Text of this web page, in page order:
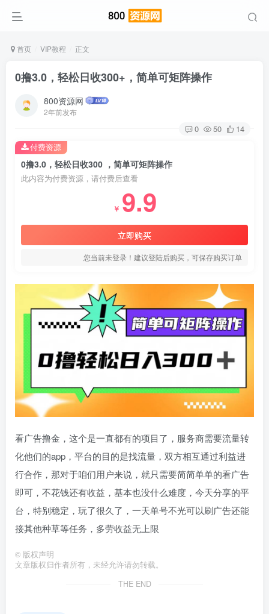
首页 VIP教程 正文
0撸3.0，轻松日收300+，简单可矩阵操作
800资源网
2年前发布
0 50 14
0撸3.0，轻松日收300 ，简单可矩阵操作
此内容为付费资源，请付费后查看
￥ 9.9
立即购买
您当前未登录！建议登陆后购买，可保存购买订单
付费资源
看广告撸金，这个是一直都有的项目了，服务商需要流量转
化他们的app，平台的目的是找流量，双方相互通过利益进
行合作，那对于咱们用户来说，就只需要简简单单的看广告
即可，不花钱还有收益，基本也没什么难度，今天分享的平
台，特别稳定，玩了很久了，一天单号不光可以刷广告还能
接其他种草等任务，多劳收益无上限
© 版权声明
文章版权归作者所有，未经允许请勿转载。
THE END